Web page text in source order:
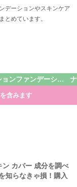
デーションやスキンケア
とめています。
50代のクッションファンデーション
含みます
ン カバー 成分を調べ
知らなきゃ損！購入